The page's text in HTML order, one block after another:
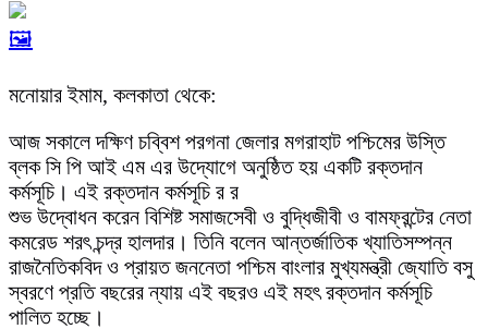
🖼️
মনোয়ার ইমাম, কলকাতা থেকে:
আজ সকালে দক্ষিণ চব্বিশ পরগনা জেলার মগরাহাট পশ্চিমের উস্তি
ব্লক সি পি আই এম এর উদ্যোগে অনুষ্ঠিত হয় একটি রক্তদান
কর্মসূচি। এই রক্তদান কর্মসূচি র র
শুভ উদ্বোধন করেন বিশিষ্ট সমাজসেবী ও বুদ্ধিজীবী ও বামফ্রন্টের নেতা
কমরেড শরৎ চন্দ্র হালদার। তিনি বলেন আন্তর্জাতিক খ্যাতিসম্পন্ন
রাজনৈতিকবিদ ও প্রায়ত জননেতা পশ্চিম বাংলার মুখ্যমন্ত্রী জ্যোতি বসু
স্বরণে প্রতি বছরের ন্যায় এই বছরও এই মহৎ রক্তদান কর্মসূচি
পালিত হচ্ছে।